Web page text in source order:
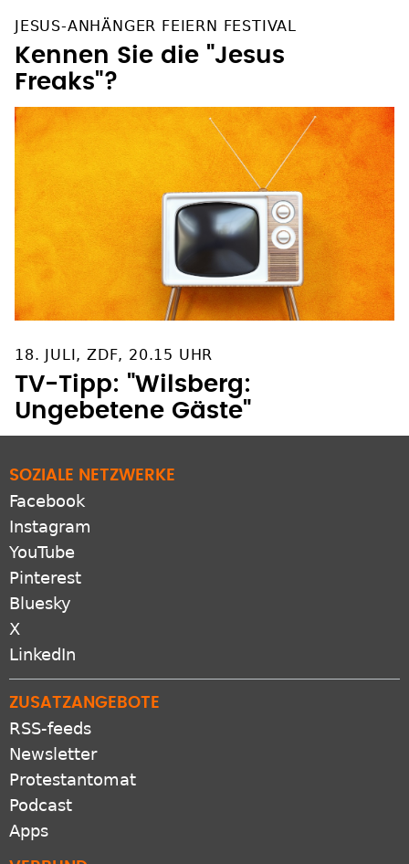
JESUS-ANHÄNGER FEIERN FESTIVAL
Kennen Sie die "Jesus
18. JULI, ZDF, 20.15 UHR
TV-Tipp: "Wilsberg:
Ungebetene Gäste"
SOZIALE NETZWERKE
Facebook
Instagram
YouTube
Pinterest
Bluesky
X
ZUSATZANGEBOTE
RSS-feeds
Newsletter
Protestantomat
Podcast